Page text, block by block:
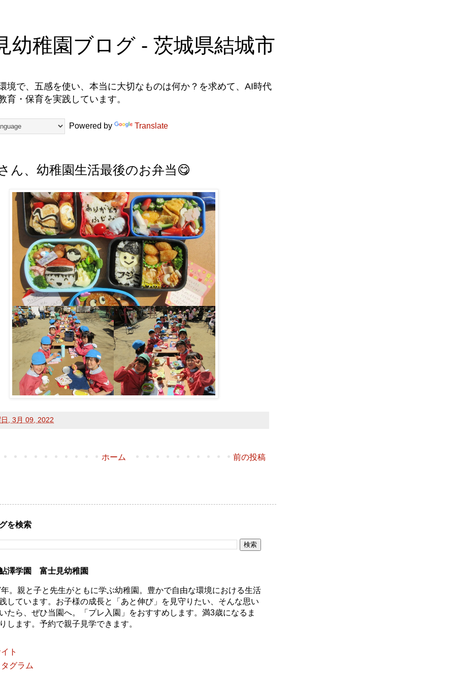
幼稚園ブログ - 茨城県結城市
境で、五感を使い、本当に大切なものは何か？を求めて、AI時代
育・保育を実践しています。
Powered by Translate
ん、幼稚園生活最後のお弁当😋
, 3月 09, 2022
前の投稿
ホーム
を検索
澤学園 富士見幼稚園
。親と子と先生がともに学ぶ幼稚園。豊かで自由な環境における生活
しています。お子様の成長と「あと伸び」を見守りたい、そんな思い
たら、ぜひ当園へ。「プレ入園」をおすすめします。満3歳になるま
します。予約で親子見学できます。
ト
グラム